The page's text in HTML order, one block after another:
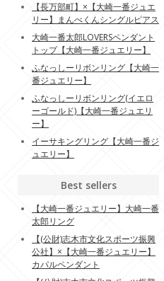
【長万部町】×【大崎一番ジュエ
リー】まんべくんシングルピアス
大崎一番太郎LOVERSペンダント
トップ【大崎一番ジュエリー】
ふなっしーリボンリング【大崎一
番ジュエリー】
ふなっしーリボンリング(イエロ
ーゴールド)【大崎一番ジュエリ
ー】
イーサキングリング【大崎一番ジ
ュエリー】
Best sellers
【大崎一番ジュエリー】大崎一番
太郎リング
【(公財)志木市文化スポーツ振興
公社】×【大崎一番ジュエリー】
カパルペンダント